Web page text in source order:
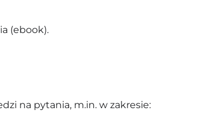
(ebook).
na pytania, m.in. w zakresie: